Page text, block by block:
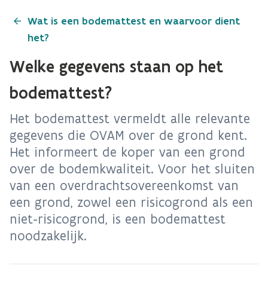
Wat is een bodemattest en waarvoor dient
het?
Welke gegevens staan op het
bodemattest?
Het bodemattest vermeldt alle relevante
gegevens die OVAM over de grond kent.
Het informeert de koper van een grond
over de bodemkwaliteit. Voor het sluiten
van een overdrachtsovereenkomst van
een grond, zowel een risicogrond als een
niet-risicogrond, is een bodemattest
noodzakelijk.